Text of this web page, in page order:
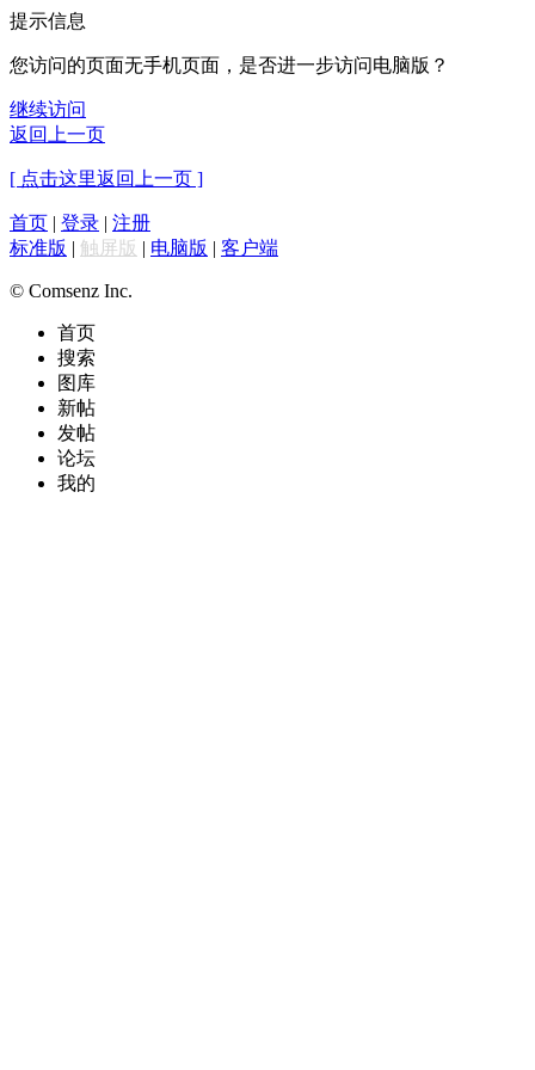
提示信息
您访问的页面无手机页面，是否进一步访问电脑版？
继续访问
返回上一页
[ 点击这里返回上一页 ]
首页 | 登录 | 注册
标准版 | 触屏版 | 电脑版 | 客户端
© Comsenz Inc.
首页
搜索
图库
新帖
发帖
论坛
我的